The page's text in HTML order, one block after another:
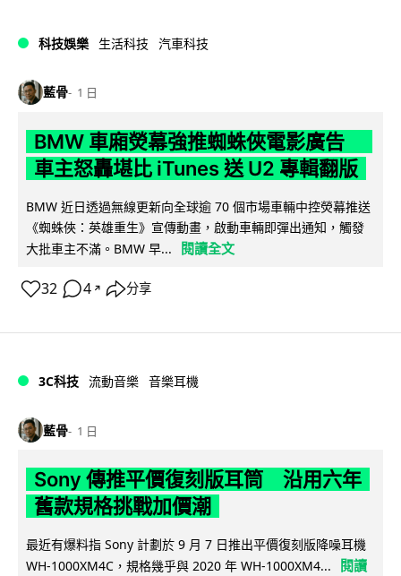
科技娛樂 生活科技 汽車科技
藍骨 1 日
BMW 車廂熒幕強推蜘蛛俠電影廣告
車主怒轟堪比 iTunes 送 U2 專輯翻版
BMW 近日透過無線更新向全球逾 70 個市場車輛中控熒幕推送
《蜘蛛俠：英雄重生》宣傳動畫，啟動車輛即彈出通知，觸發
大批車主不滿。BMW 早...
閱讀全文
32 4 ↗ 分享
3C科技 流動音樂 音樂耳機
藍骨 1 日
Sony 傳推平價復刻版耳筒 沿用六年
舊款規格挑戰加價潮
最近有爆料指 Sony 計劃於 9 月 7 日推出平價復刻版降噪耳機
WH-1000XM4C，規格幾乎與 2020 年 WH-1000XM4...
閱讀